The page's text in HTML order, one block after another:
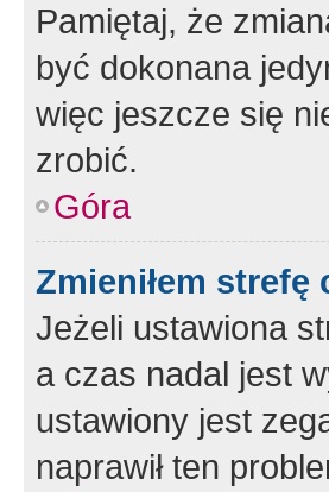
Pamiętaj, że
być dokonana
więc jeszcze się
zrobić.
Góra
Zmieniłem strefę
Jeżeli ustawiona
a czas nadal jest
ustawiony jest
naprawił ten